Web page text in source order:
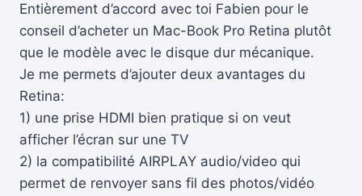
Entièrement d’accord avec toi Fabien pour le
conseil d’acheter un Mac-Book Pro Retina plutôt
que le modèle avec le disque dur mécanique.
Je me permets d’ajouter deux avantages du
Retina:
1) une prise HDMI bien pratique si on veut
afficher l’écran sur une TV
2) la compatibilité AIRPLAY audio/video qui
permet de renvoyer sans fil des photos/vidéo